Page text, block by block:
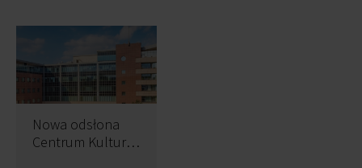
Nowa odsłona
Centrum Kultury